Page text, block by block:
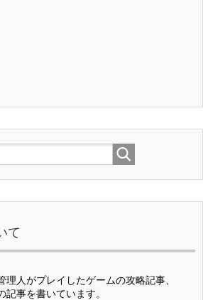
て
理人がプレイしたゲームの攻略記事、
事を書いています。